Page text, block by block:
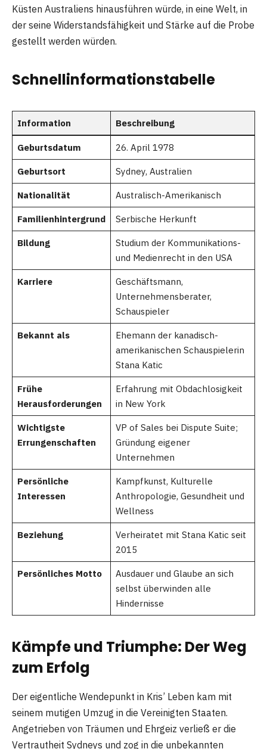
Küsten Australiens hinausführen würde, in eine Welt, in
der seine Widerstandsfähigkeit und Stärke auf die Probe
gestellt werden würden.
Schnellinformationstabelle
Information Beschreibung
Geburtsdatum 26. April 1978
Geburtsort Sydney, Australien
Nationalität Australisch-Amerikanisch
Familienhintergrund Serbische Herkunft
Bildung
Studium der Kommunikations-
und Medienrecht in den USA
Karriere
Geschäftsmann,
Unternehmensberater,
Schauspieler
Bekannt als
Ehemann der kanadisch-
amerikanischen Schauspielerin
Stana Katic
Frühe
Herausforderungen
Erfahrung mit Obdachlosigkeit
in New York
Wichtigste
Errungenschaften
VP of Sales bei Dispute Suite;
Gründung eigener
Unternehmen
Persönliche
Interessen
Kampfkunst, Kulturelle
Anthropologie, Gesundheit und
Wellness
Beziehung
Verheiratet mit Stana Katic seit
2015
Persönliches Motto
Ausdauer und Glaube an sich
selbst überwinden alle
Hindernisse
Kämpfe und Triumphe: Der Weg
zum Erfolg
Der eigentliche Wendepunkt in Kris’ Leben kam mit
seinem mutigen Umzug in die Vereinigten Staaten.
Angetrieben von Träumen und Ehrgeiz verließ er die
Vertrautheit Sydneys und zog in die unbekannten